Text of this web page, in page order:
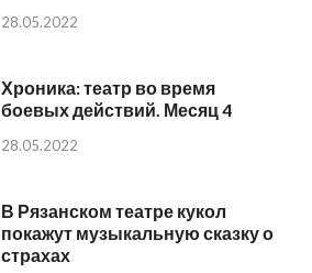
28.05.2022
Хроника: театр во время
боевых действий. Месяц 4
28.05.2022
В Рязанском театре кукол
покажут музыкальную сказку о
страхах